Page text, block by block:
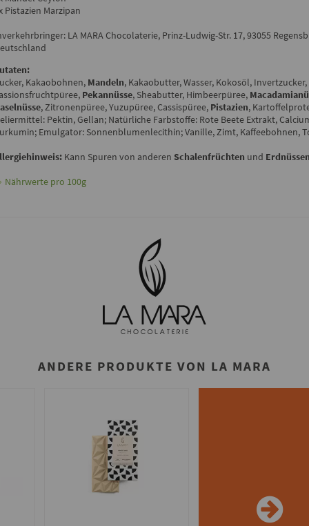
Pistazien Marzipan
LA MARA Chocolaterie, Prinz-Ludwig-Str. 17, 93055
Kakaobohnen, Mandeln, Kakaobutter, Wasser, Kokosöl,
Pekannüsse, Sheabutter, Himbeerpüree,
, Zitronenpüree, Yuzupüree, Cassispüree, Pistazien,
Pektin, Gellan; Natürliche Farbstoffe: Rote Beete Extrakt,
Emulgator: Sonnenblumenlecithin; Vanille, Zimt, Kaffeebohnen,
Kann Spuren von anderenSchalenfrüchten und
Nährwerte pro 100g
ANDERE PRODUKTE VON LA MARA